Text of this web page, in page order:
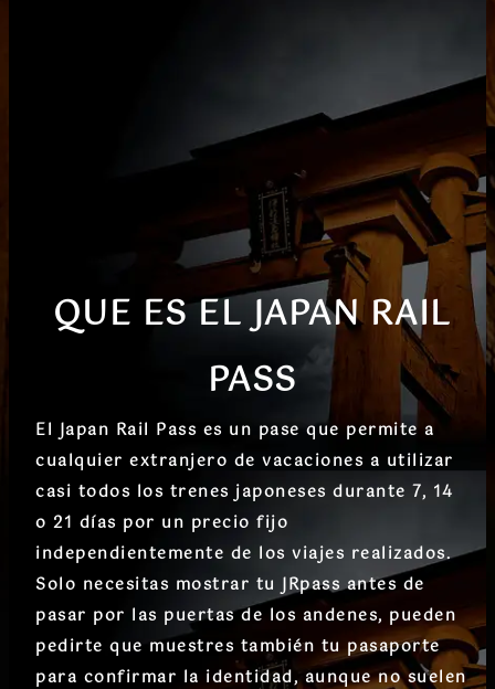
QUE ES EL JAPAN RAIL
PASS
El Japan Rail Pass es un pase que permite a
cualquier extranjero de vacaciones a utilizar
casi todos los trenes japoneses durante 7, 14
o 21 días por un precio fijo
independientemente de los viajes realizados.
Solo necesitas mostrar tu JRpass antes de
pasar por las puertas de los andenes, pueden
pedirte que muestres también tu pasaporte
para confirmar la identidad, aunque no suelen